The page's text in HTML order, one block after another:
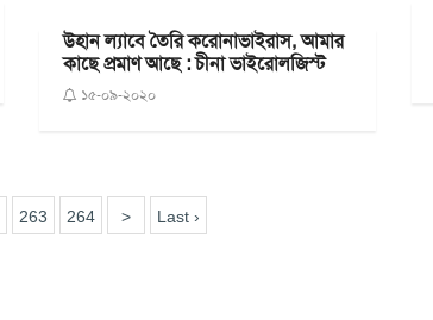
উহান ল্যাবে তৈরি করোনাভাইরাস, আমার
কাছে প্রমাণ আছে : চীনা ভাইরোলজিস্ট
১৫-০৯-২০২০
263 264 > Last ›